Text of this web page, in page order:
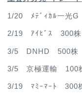
1/20 ﾒﾃﾞｨｶﾙ一光
2/19 ｱｲﾋﾞｽ 300
3/5 DNHD 500株
3/5 京極運輸 100
3/19 ﾏﾐｰﾏｰﾄ 300